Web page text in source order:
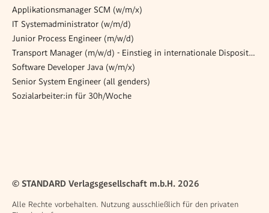
Applikationsmanager SCM (w/m/x)
IT Systemadministrator (w/m/d)
Junior Process Engineer (m/w/d)
Transport Manager (m/w/d) - Einstieg in internationale Disposition
Software Developer Java (w/m/x)
Senior System Engineer (all genders)
Sozialarbeiter:in für 30h/Woche
© STANDARD Verlagsgesellschaft m.b.H. 2026
Alle Rechte vorbehalten. Nutzung ausschließlich für den privaten